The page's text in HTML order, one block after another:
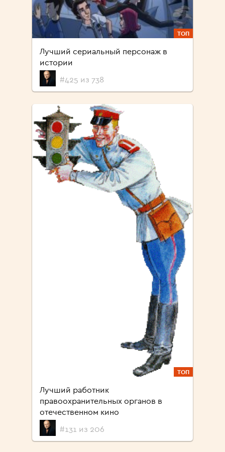
ТОП
Лучший сериальный персонаж в
истории
#425 из 738
ТОП
Лучший работник
правоохранительных органов в
отечественном кино
#131 из 206